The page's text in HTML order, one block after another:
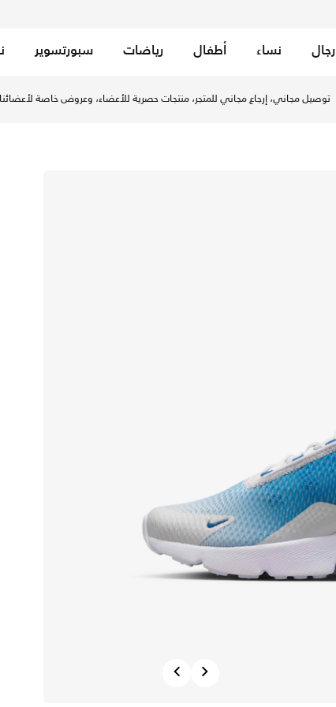
رجال نساء أطفال رياضات سبورتسوير
توصيل مجاني، إرجاع مجاني للمتجر، منتجات حصرية للأعضاء، وعروض خاصة
Next